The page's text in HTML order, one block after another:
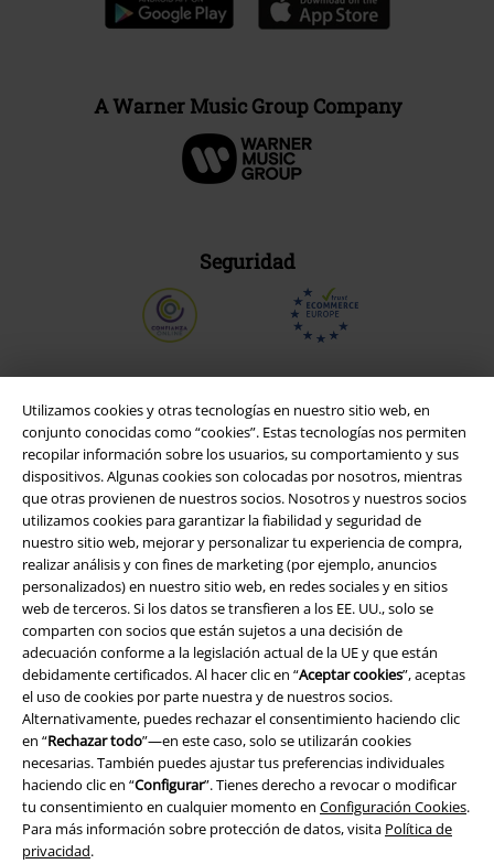
Utilizamos cookies y otras tecnologías en nuestro sitio web, en
conjunto conocidas como “cookies”. Estas tecnologías nos permiten
recopilar información sobre los usuarios, su comportamiento y sus
dispositivos. Algunas cookies son colocadas por nosotros, mientras
que otras provienen de nuestros socios. Nosotros y nuestros socios
utilizamos cookies para garantizar la fiabilidad y seguridad de
nuestro sitio web, mejorar y personalizar tu experiencia de compra,
realizar análisis y con fines de marketing (por ejemplo, anuncios
personalizados) en nuestro sitio web, en redes sociales y en sitios
web de terceros. Si los datos se transfieren a los EE. UU., solo se
comparten con socios que están sujetos a una decisión de
adecuación conforme a la legislación actual de la UE y que están
debidamente certificados. Al hacer clic en “Aceptar cookies”, aceptas
el uso de cookies por parte nuestra y de nuestros socios.
Alternativamente, puedes rechazar el consentimiento haciendo clic
en “Rechazar todo”—en este caso, solo se utilizarán cookies
necesarias. También puedes ajustar tus preferencias individuales
haciendo clic en “Configurar”. Tienes derecho a revocar o modificar
tu consentimiento en cualquier momento en Configuración Cookies.
Para más información sobre protección de datos, visita Política de
privacidad.
A Warner Music Group Company
Seguridad
Legal
Términos y Condiciones
Aviso Legal
Ley protección de datos
Eliminación de residuos y protección del medioambiente
Declaración de Conformidad